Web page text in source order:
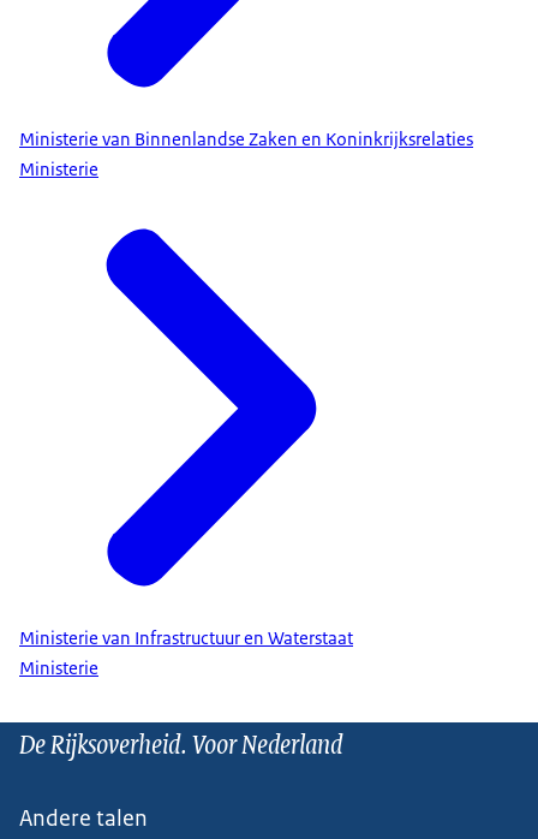
Ministerie van Binnenlandse Zaken en Koninkrijksrelaties
Ministerie
Ministerie van Infrastructuur en Waterstaat
Ministerie
De Rijksoverheid. Voor Nederland
Andere talen